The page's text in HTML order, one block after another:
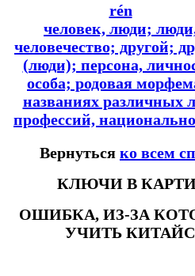
rén
человек, люди;
человечество; другой;
(люди); персона,
особа; родовая
названиях различных
профессий,
Вернуться ко всем
КЛЮЧИ В
ОШИБКА, ИЗ-ЗА
УЧИТЬ